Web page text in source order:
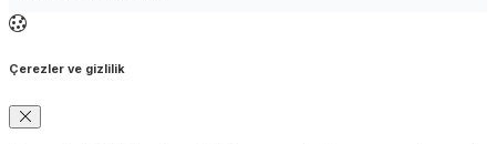
Çerezler ve gizlilik